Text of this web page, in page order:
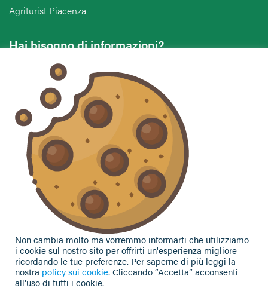
Agriturist Piacenza
Hai bisogno di informazioni?
Vuoi contattarci per ricevere assistenza, lasciare un
commento o chiedere informazioni?
CONTATTACI
Seguici sui social
Privacy Policy|Cookie Policy
Non cambia molto ma vorremmo informarti che utilizziamo
i cookie sul nostro sito per offrirti un'esperienza migliore
ricordando le tue preferenze. Per saperne di più leggi la
nostra policy sui cookie. Cliccando “Accetta” acconsenti
all'uso di tutti i cookie.